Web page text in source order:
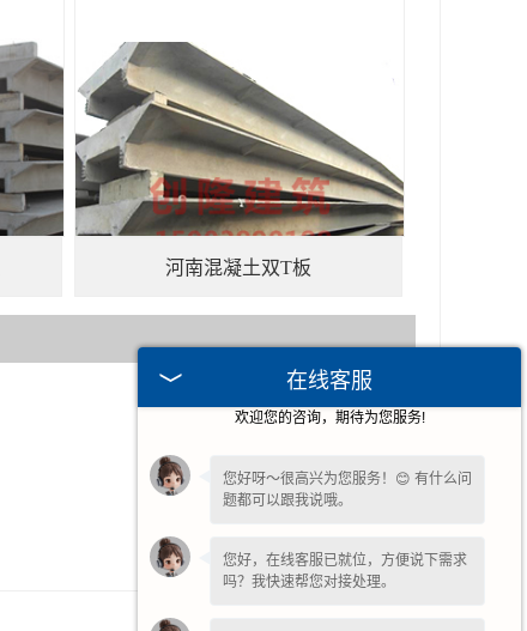
河南混凝土双T板
2026-07-25
2026-04-24
在线客服
欢迎您的咨询，期待为您服务!
您好呀～很高兴为您服务！😊 有什么问
题都可以跟我说哦。
您好，在线客服已就位，方便说下需求
吗？我快速帮您对接处理。